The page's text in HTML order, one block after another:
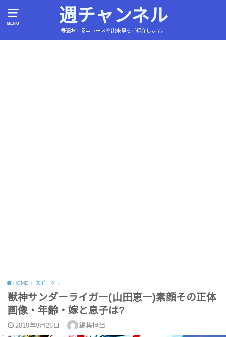
MENU 週チャンネル
毎週おこるニュースや出来事をご紹介します。
HOME スポーツ
獣神サンダーライガー(山田恵一)素顔その正体
画像・年齢・嫁と息子は?
2019年9月26日 編集担当